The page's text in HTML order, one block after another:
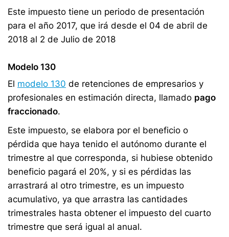
Este impuesto tiene un periodo de presentación
para el año 2017, que irá desde el 04 de abril de
2018 al 2 de Julio de 2018
Modelo 130
El modelo 130 de retenciones de empresarios y
profesionales en estimación directa, llamado pago
fraccionado.
Este impuesto, se elabora por el beneficio o
pérdida que haya tenido el autónomo durante el
trimestre al que corresponda, si hubiese obtenido
beneficio pagará el 20%, y si es pérdidas las
arrastrará al otro trimestre, es un impuesto
acumulativo, ya que arrastra las cantidades
trimestrales hasta obtener el impuesto del cuarto
trimestre que será igual al anual.